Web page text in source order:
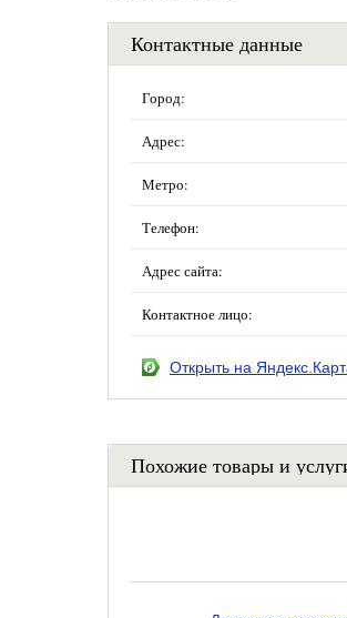
Контактные данные
Город:
Адрес:
Метро:
Телефон:
Адрес сайта:
Контактное лицо:
Открыть на
Похожие товары и